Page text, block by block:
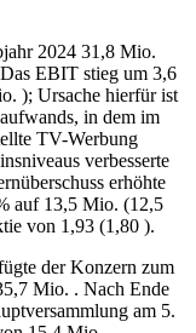
2024 31,8 Mio.
EBIT stieg um 3,6
); Ursache hierfür ist
in dem im
TV-Werbung
verbesserte
erhöhte
auf 13,5 Mio. (12,5
von 1,93 (1,80 ).
der Konzern zum
Mio. . Nach Ende
am 5.